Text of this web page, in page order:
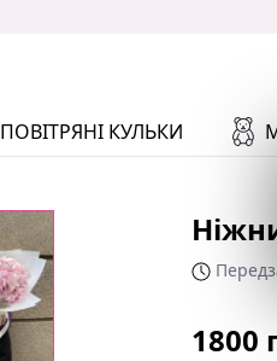
ПОВІТРЯНІ КУЛЬКИ
1800